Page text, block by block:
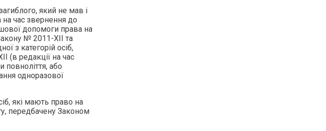
який не мав і
на час звернення до
допомоги права на
№ 2011-XII та
з категорій осіб,
(в редакції на час
повноліття, або
одноразової
які мають право на
передбачену Законом